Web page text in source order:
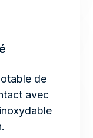
de
avec